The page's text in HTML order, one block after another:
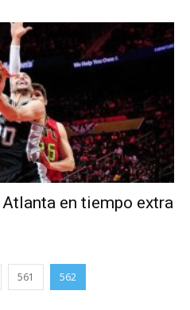
en tiempo extra
561 562